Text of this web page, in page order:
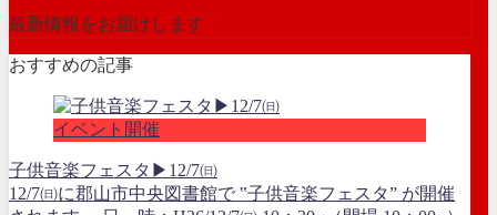
最新情報をお届けします
おすすめの記事
イベント開催
子供音楽フェスタ▶12/7㈰
12/7㈰に郡山市中央図書館で ‟子供音楽フェスタ” が開催